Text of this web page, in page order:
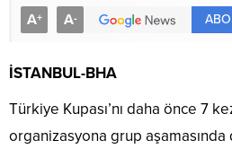
A+ A-
İSTANBUL-BHA
Türkiye Kupası’nı daha önce 7
organizasyona grup